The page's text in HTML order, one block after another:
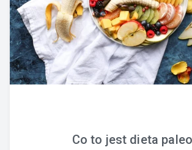
Co to jest dieta